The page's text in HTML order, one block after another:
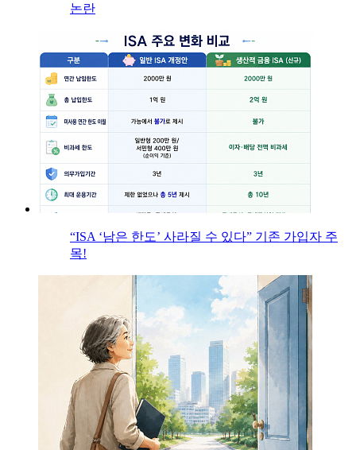
논란
“ISA ‘남은 한도’ 사라질 수 있다” 기존 가입자 주
목!